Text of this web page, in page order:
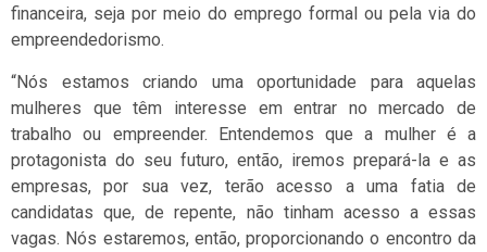
financeira, seja por meio do emprego formal ou pela via do
empreendedorismo.
“Nós estamos criando uma oportunidade para aquelas
mulheres que têm interesse em entrar no mercado de
trabalho ou empreender. Entendemos que a mulher é a
protagonista do seu futuro, então, iremos prepará-la e as
empresas, por sua vez, terão acesso a uma fatia de
candidatas que, de repente, não tinham acesso a essas
vagas. Nós estaremos, então, proporcionando o encontro da